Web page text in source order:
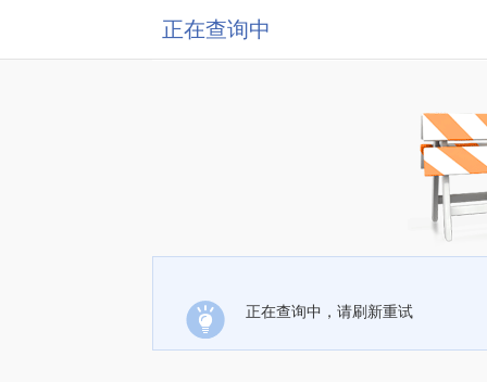
正在查询中
正在查询中，请刷新重试